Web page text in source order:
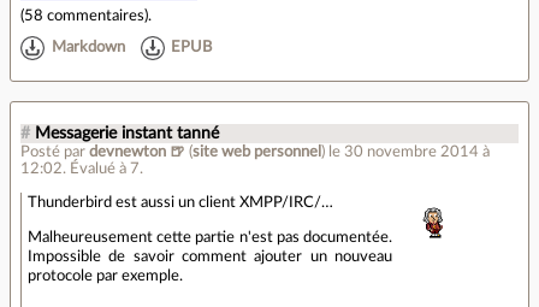
(58 commentaires).
Markdown EPUB
# Messagerie instant tanné
Posté par devnewton 🍺 (site web personnel ) le 30 novembre 2014 à
12:02. Évalué à 7.
Thunderbird est aussi un client XMPP/IRC/…
Malheureusement cette partie n'est pas documentée.
Impossible de savoir comment ajouter un nouveau
protocole par exemple.